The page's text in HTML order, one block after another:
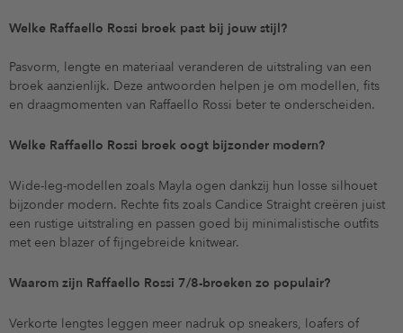
Welke Raffaello Rossi broek past bij jouw stijl?
Pasvorm, lengte en materiaal veranderen de uitstraling van een
broek aanzienlijk. Deze antwoorden helpen je om modellen, fits
en draagmomenten van Raffaello Rossi beter te onderscheiden.
Welke Raffaello Rossi broek oogt bijzonder modern?
Wide-leg-modellen zoals Mayla ogen dankzij hun losse silhouet
bijzonder modern. Rechte fits zoals Candice Straight creëren juist
een rustige uitstraling en passen goed bij minimalistische outfits
met een blazer of fijngebreide knitwear.
Waarom zijn Raffaello Rossi 7/8-broeken zo populair?
Verkorte lengtes leggen meer nadruk op sneakers, loafers of